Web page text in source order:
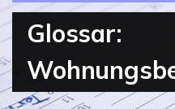
Glossar: